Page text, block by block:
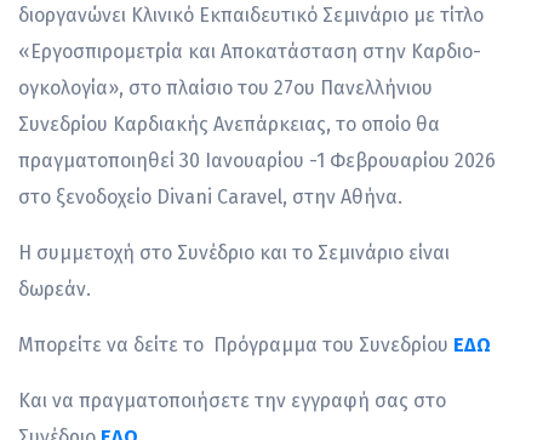
διοργανώνει Κλινικό Εκπαιδευτικό Σεμινάριο με τίτλο
«Εργοσπιρομετρία και Αποκατάσταση στην Καρδιο-
ογκολογία», στο πλαίσιο του 27ου Πανελλήνιου
Συνεδρίου Καρδιακής Ανεπάρκειας, το οποίο θα
πραγματοποιηθεί 30 Ιανουαρίου -1 Φεβρουαρίου 2026
στο ξενοδοχείο Divani Caravel, στην Αθήνα.
Η συμμετοχή στο Συνέδριο και το Σεμινάριο είναι
δωρεάν.
Μπορείτε να δείτε το Πρόγραμμα του Συνεδρίου ΕΔΩ
Και να πραγματοποιήσετε την εγγραφή σας στο